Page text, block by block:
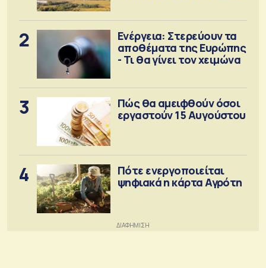
2
Ενέργεια: Στερεύουν τα
αποθέματα της Ευρώπης
- Τι θα γίνει τον χειμώνα
3
Πώς θα αμειφθούν όσοι
εργαστούν 15 Αυγούστου
4
Πότε ενεργοποιείται
ψηφιακά η κάρτα Αγρότη